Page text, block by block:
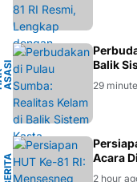
I
UA
Balik
29
B
E
R
I
T
A
N
A
S
I
O
N
AL
Acara
2 hour